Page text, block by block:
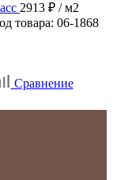
2913 ₽ / м2
товара: 06-1868
Сравнение